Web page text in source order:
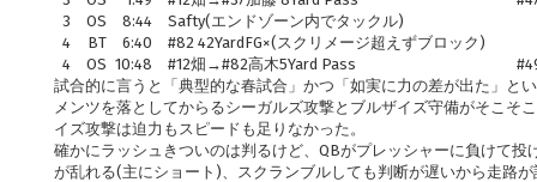
3
OS 8:44 Safty(エンドゾーン内でタックル)
4
BT 6:40 #82 42YardFG×(スクリメージ超えずブロック)
4
OS 10:48 #12畑→#82高木5Yard Pass
試合的に言うと「典型的な春試合」かつ「如実に力の差が出た」と
メンツを落としてからるシーガルズ攻撃とブルザイズ守備がそこそ
イズ攻撃は迫力もスピードも足りなかった。
確かにラッシュきついのは判るけど、QBがプレッシャーに負けて
が乱れる(主にショート)、スクランブルしても判断が遅いから走路